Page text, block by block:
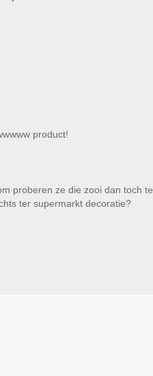
product!
proberen ze die zooi dan toch te
ter supermarkt decoratie?